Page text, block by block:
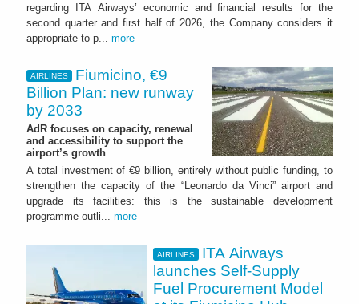
regarding ITA Airways’ economic and financial results for the
second quarter and first half of 2026, the Company considers it
appropriate to p... more
AIRLINES
Fiumicino, €9
Billion Plan: new runway
by 2033
AdR focuses on capacity, renewal
and accessibility to support the
airport’s growth
A total investment of €9 billion, entirely without public funding, to
strengthen the capacity of the “Leonardo da Vinci” airport and
upgrade its facilities: this is the sustainable development
programme outli... more
AIRLINES
ITA Airways
launches Self-Supply
Fuel Procurement Model